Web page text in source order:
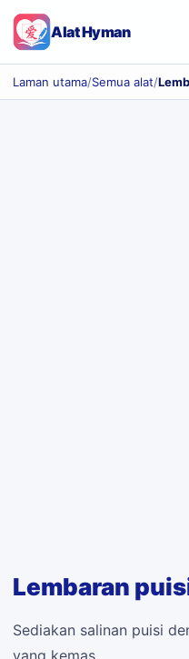
Alat Hyman
Laman utama/Semua alat/
Lembaran
Sediakan salinan puisi
yang kemas.